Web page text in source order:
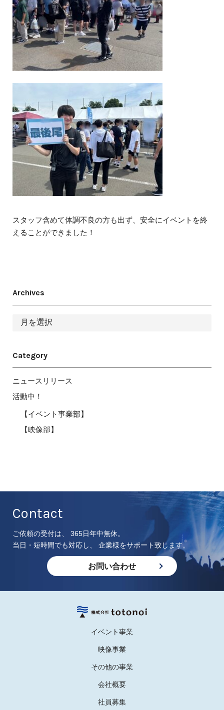
スタッフ含めて体調不良の方も出ず、安全にイベントを終
えることができました！
Archives
Category
ニュースリリース
活動中！
【イベント事業部】
【映像部】
Contact
ご依頼の受付は、 365日年中無休。
当日・短時間でも対応し、 企業様をサポート致します。
お問い合わせ
イベント事業
映像事業
その他の事業
会社概要
社員募集